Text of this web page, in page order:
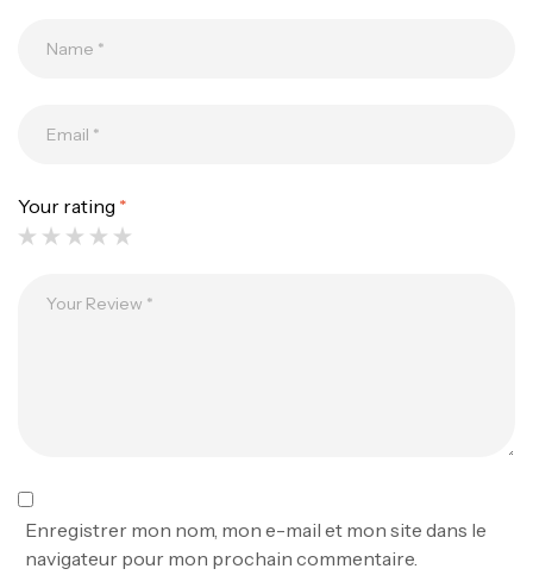
Your rating *
Enregistrer mon nom, mon e-mail et mon site dans le
navigateur pour mon prochain commentaire.
Expanded